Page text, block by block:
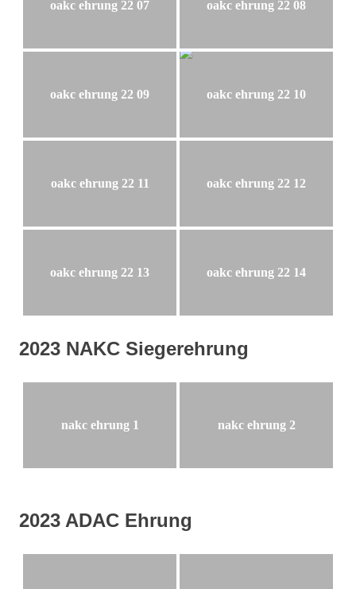
oakc ehrung 22 07 oakc ehrung 22 08
oakc ehrung 22 09 oakc ehrung 22 10
oakc ehrung 22 11 oakc ehrung 22 12
oakc ehrung 22 13 oakc ehrung 22 14
2023 NAKC Siegerehrung
nakc ehrung 1 nakc ehrung 2
2023 ADAC Ehrung